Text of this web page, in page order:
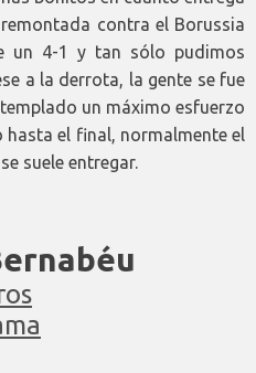
contra el Borussia
un 4-1 y tan sólo pudimos
a la derrota, la gente se fue
un máximo esfuerzo
hasta el final, normalmente el
suele entregar.